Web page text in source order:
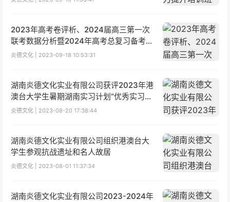
2023年高考卷评析、2024届高三第一次
联考数据分析暨2024年高考总复习备考对
策公益研讨会成功举办
炎德文化 | 2023-09-18 10:53:31
湖南炎德文化实业有限公司获评2023年港
澳台大学生暑期湖南实习计划“优秀实习单
位”
炎德文化 | 2023-08-20 17:38:44
湖南炎德文化实业有限公司组织港澳台大
学生参观抗战遗址和名人故居
炎德文化 | 2023-08-01 11:37:34
湖南炎德文化实业有限公司2023-2024年